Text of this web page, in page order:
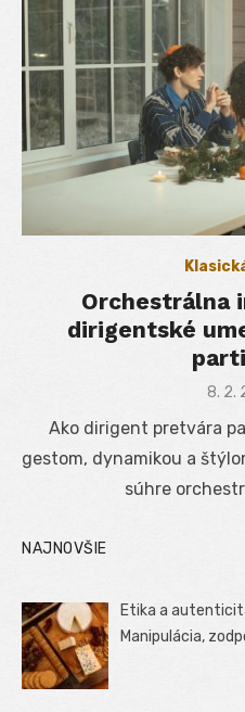
Orchestrálna
dirigentské
8. 2.
Ako dirigent pretvára
gestom, dynamikou a
súhre
NAJNOVŠIE
Etika a
Manipulácia,